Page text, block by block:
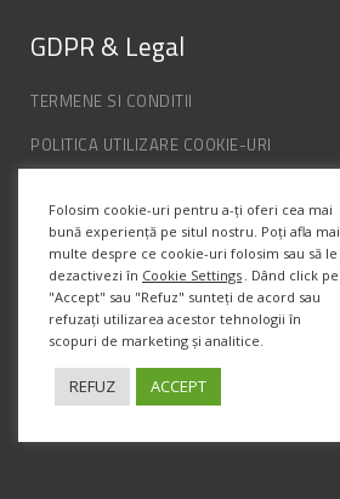
GDPR & Legal
TERMENE SI CONDITII
POLITICA UTILIZARE COOKIE-URI
ANPC
Info Contact
Str. Semenic, Nr.1, Ap.5, Timisoara.
Telefon:(+4) 0747 066 701
Folosim cookie-uri pentru a-ți oferi cea mai
bună experiență pe situl nostru. Poți afla mai
multe despre ce cookie-uri folosim sau să le
dezactivezi în Cookie Settings . Dând click pe
"Accept" sau "Refuz" sunteți de acord sau
refuzați utilizarea acestor tehnologii în
scopuri de marketing și analitice.
REFUZ ACCEPT